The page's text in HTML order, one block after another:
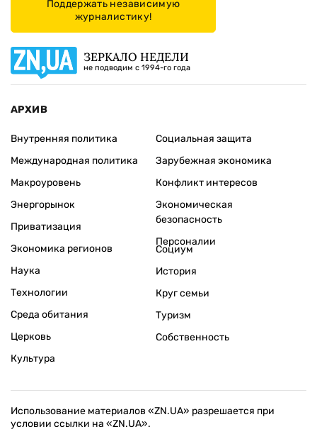
Поддержать независимую
журналистику!
ЗЕРКАЛО НЕДЕЛИ
не подводим с 1994-го года
АРХИВ
Внутренняя политика
Международная политика
Макроуровень
Энергорынок
Приватизация
Экономика регионов
Социальная защита
Зарубежная экономика
Конфликт интересов
Экономическая
безопасность
Персоналии
Наука
Технологии
Среда обитания
Церковь
Культура
Социум
История
Круг семьи
Туризм
Собственность
Использование материалов «ZN.UA» разрешается при
условии ссылки на «ZN.UA».